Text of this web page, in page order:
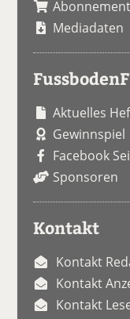
Abonnement
Mediadaten
Aktuelles
Gewinnspiel
Facebook
Sponsoren
Kontakt
Kontakt
Kontakt
Kontakt